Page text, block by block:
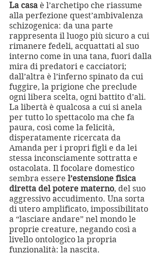
La casa è l’archetipo che riassume
alla perfezione quest’ambivalenza
schizogenica: da una parte
rappresenta il luogo più sicuro a cui
rimanere fedeli, acquattati al suo
interno come in una tana, fuori dalla
mira di predatori e cacciatori;
dall’altra è l’inferno spinato da cui
fuggire, la prigione che preclude
ogni libera scelta, ogni battito d’ali.
La libertà è qualcosa a cui si anela
per tutto lo spettacolo ma che fa
paura, così come la felicità,
disperatamente ricercata da
Amanda per i propri figli e da lei
stessa inconsciamente sottratta e
ostacolata. Il focolare domestico
sembra essere l’estensione fisica
diretta del potere materno, del suo
aggressivo accudimento. Una sorta
di utero amplificato, impossibilitato
a “lasciare andare” nel mondo le
proprie creature, negando così a
livello ontologico la propria
funzionalità: la nascita.